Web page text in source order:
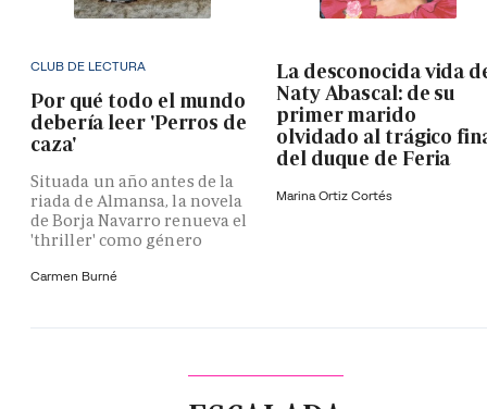
CLUB DE LECTURA
Por qué todo el mundo
debería leer 'Perros de
caza'
Situada un año antes de la
riada de Almansa, la novela
de Borja Navarro renueva el
'thriller' como género
Carmen Burné
La desconocida vida
Naty Abascal: de su
primer marido
olvidado al trágico
del duque de Feria
Marina Ortiz Cortés